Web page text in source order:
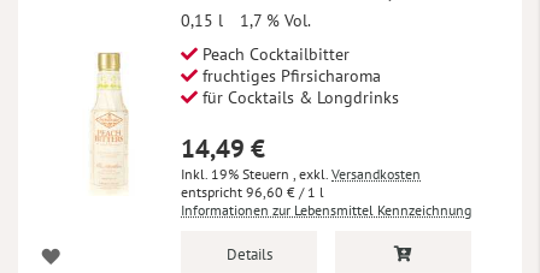
0,15 l
1,7 % Vol.
Peach Cocktailbitter
fruchtiges Pfirsicharoma
für Cocktails & Longdrinks
14,49 €
Inkl. 19% Steuern exkl. Versandkosten
96,60 € / 1 l
Informationen zur Lebensmittel Kennzeichnung
Details